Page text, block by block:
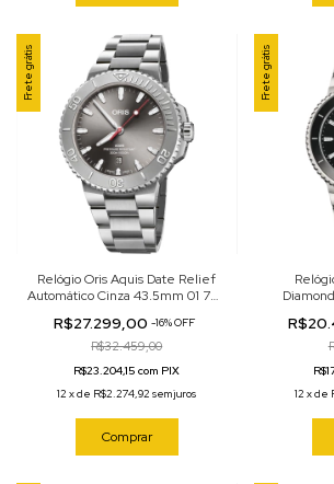
Frete grátis
Relógio Oris Aquis Date Relief
Automático Cinza 43.5mm 01 733
R$27.299,00-16%OFF
R$32.459,00
R$23.204,15 com PIX
12 xde R$2.274,92 sem juros
Comprar
Frete grátis
12 xde